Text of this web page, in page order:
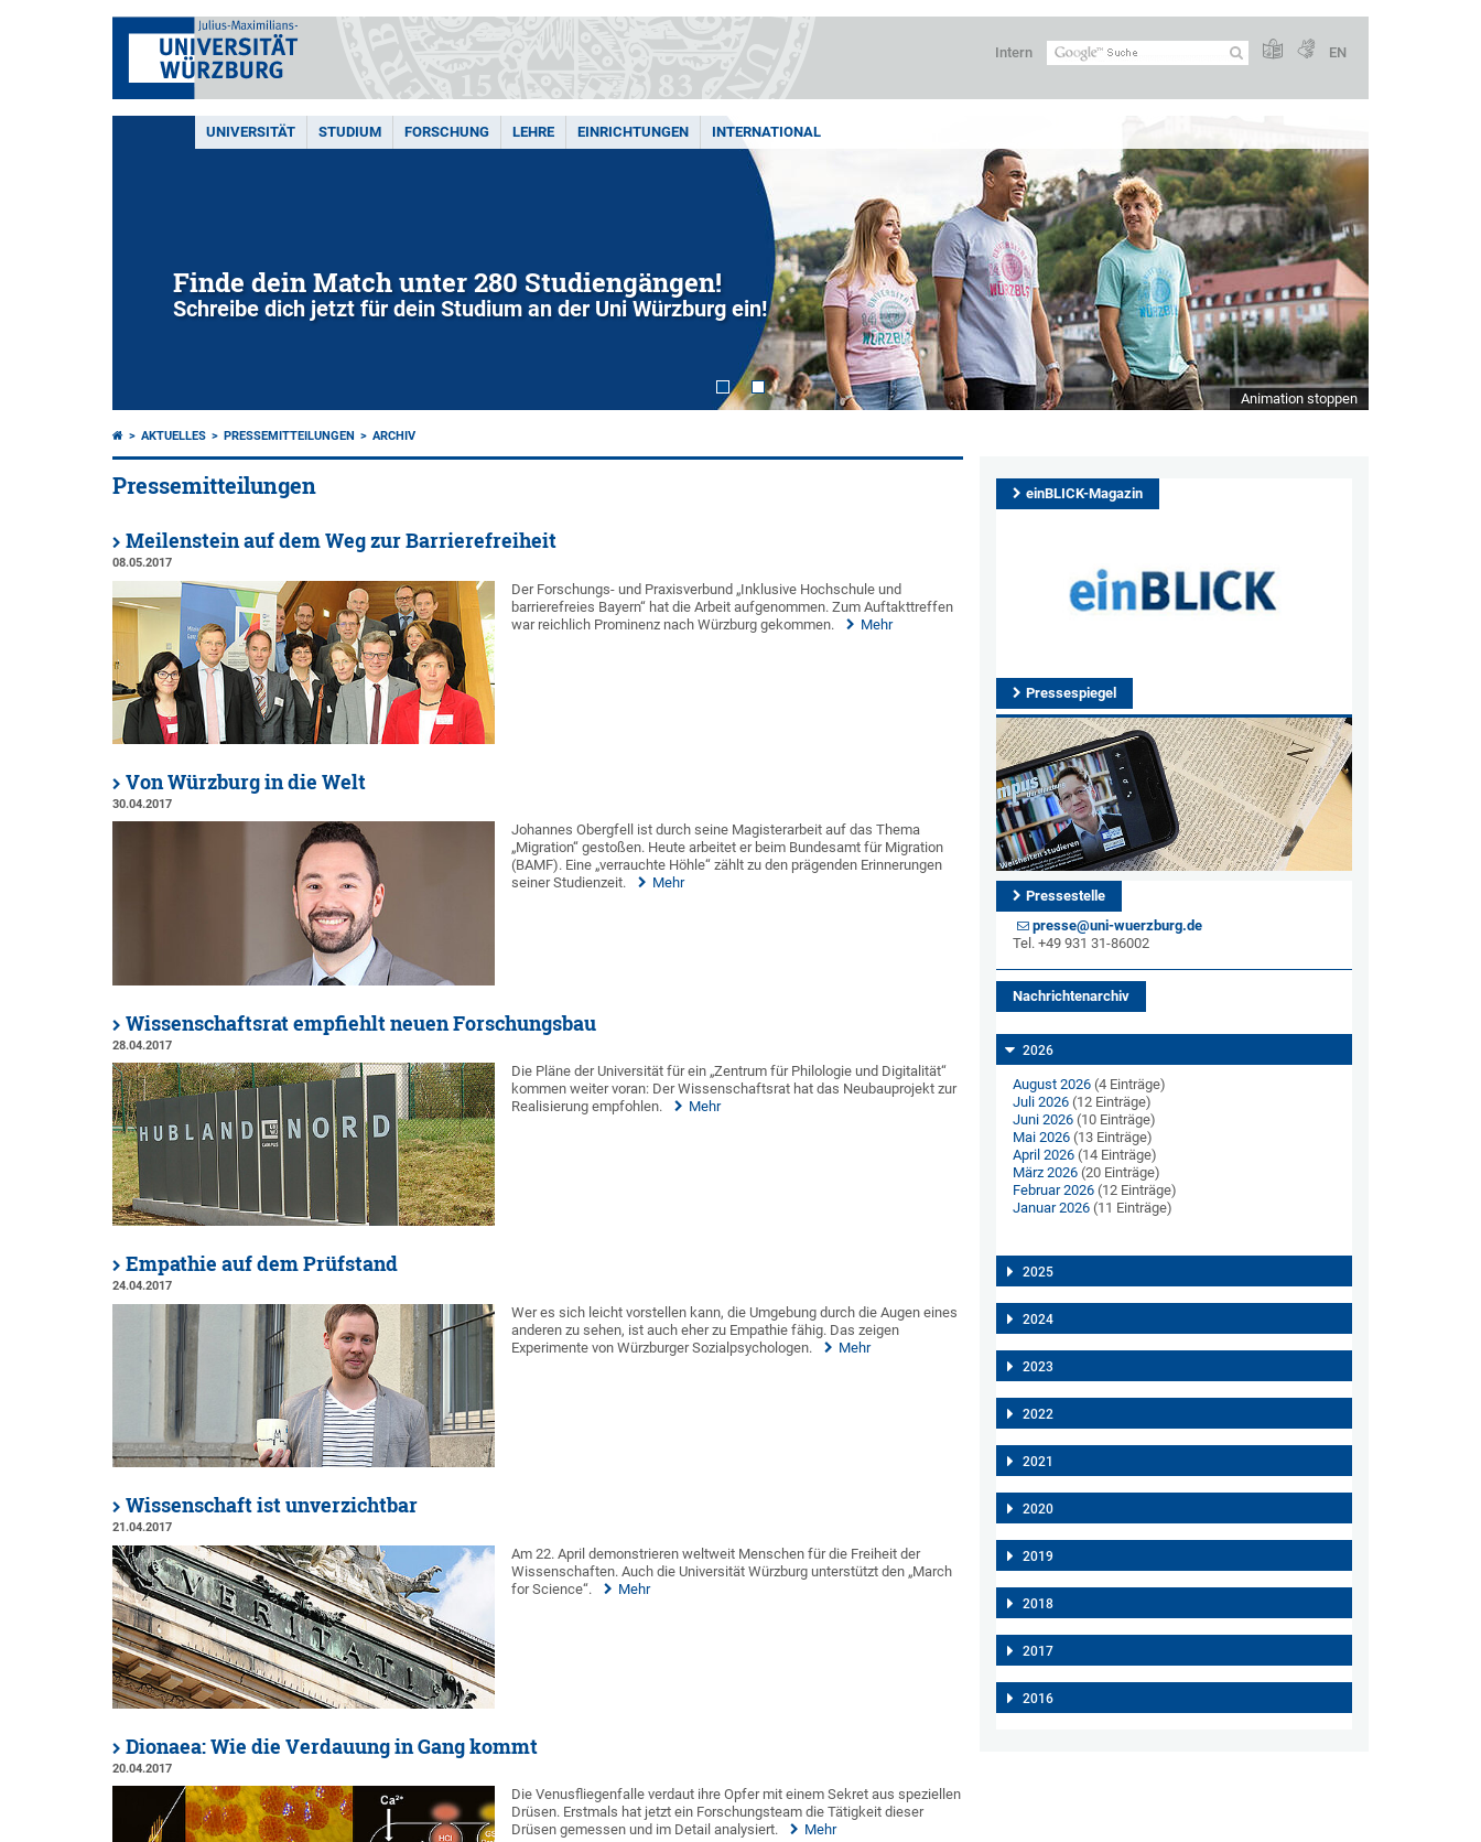
Intern EN
UNIVERSITÄT STUDIUM FORSCHUNG LEHRE EINRICHTUNGEN INTERNATIONAL
Finde dein Match unter 280 Studiengängen!
Schreibe dich jetzt für dein Studium an der Uni Würzburg ein!
Animation stoppen
AKTUELLES PRESSEMITTEILUNGEN ARCHIV
Pressemitteilungen
Meilenstein auf dem Weg zur Barrierefreiheit
08.05.2017
Der Forschungs- und Praxisverbund „Inklusive Hochschule und
barrierefreies Bayern“ hat die Arbeit aufgenommen. Zum Auftakttreffen
war reichlich Prominenz nach Würzburg gekommen.
Mehr
Von Würzburg in die Welt
30.04.2017
Johannes Obergfell ist durch seine Magisterarbeit auf das Thema
„Migration“ gestoßen. Heute arbeitet er beim Bundesamt für Migration
(BAMF). Eine „verrauchte Höhle“ zählt zu den prägenden Erinnerungen
seiner Studienzeit.
Mehr
Wissenschaftsrat empfiehlt neuen Forschungsbau
28.04.2017
Die Pläne der Universität für ein „Zentrum für Philologie und Digitalität“
kommen weiter voran: Der Wissenschaftsrat hat das Neubauprojekt zur
Realisierung empfohlen.
Mehr
Empathie auf dem Prüfstand
24.04.2017
Wer es sich leicht vorstellen kann, die Umgebung durch die Augen eines
anderen zu sehen, ist auch eher zu Empathie fähig. Das zeigen
Experimente von Würzburger Sozialpsychologen.
Mehr
Wissenschaft ist unverzichtbar
21.04.2017
Am 22. April demonstrieren weltweit Menschen für die Freiheit der
Wissenschaften. Auch die Universität Würzburg unterstützt den „March
for Science“.
Mehr
Dionaea: Wie die Verdauung in Gang kommt
20.04.2017
Die Venusfliegenfalle verdaut ihre Opfer mit einem Sekret aus speziellen
Drüsen. Erstmals hat jetzt ein Forschungsteam die Tätigkeit dieser
Drüsen gemessen und im Detail analysiert.
Mehr
einBLICK-Magazin
Pressespiegel
Pressestelle
presse@uni-wuerzburg.de
Tel. +49 931 31-86002
Nachrichtenarchiv
2026
August 2026(4 Einträge)
Juli 2026(12 Einträge)
Juni 2026(10 Einträge)
Mai 2026(13 Einträge)
April 2026(14 Einträge)
März 2026(20 Einträge)
Februar 2026(12 Einträge)
Januar 2026(11 Einträge)
2025
2024
2023
2022
2021
2020
2019
2018
2017
2016